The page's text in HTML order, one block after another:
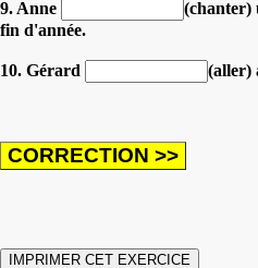
9. Anne
(chanter)
fin d'année.
10. Gérard (aller)